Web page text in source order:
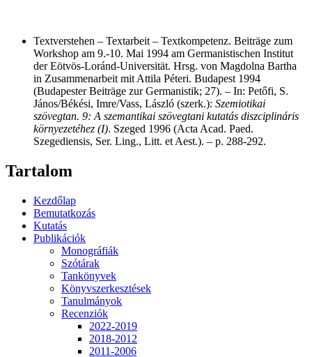
Textverstehen – Textarbeit – Textkompetenz. Beiträge zum
Workshop am 9.-10. Mai 1994 am Germanistischen Institut
der Eötvös-Loránd-Universität. Hrsg. von Magdolna Bartha
in Zusammenarbeit mit Attila Péteri. Budapest 1994
(Budapester Beiträge zur Germanistik; 27). – In: Petőfi, S.
János/Békési, Imre/Vass, László (szerk.): Szemiotikai
szövegtan. 9: A szemantikai szövegtani kutatás diszciplináris
környezetéhez (I). Szeged 1996 (Acta Acad. Paed.
Szegediensis, Ser. Ling., Litt. et Aest.). – p. 288-292.
Tartalom
Kezdőlap
Bemutatkozás
Kutatás
Publikációk
Monográfiák
Szótárak
Tankönyvek
Könyvszerkesztések
Tanulmányok
Recenziók
2022-2019
2018-2012
2011-2006